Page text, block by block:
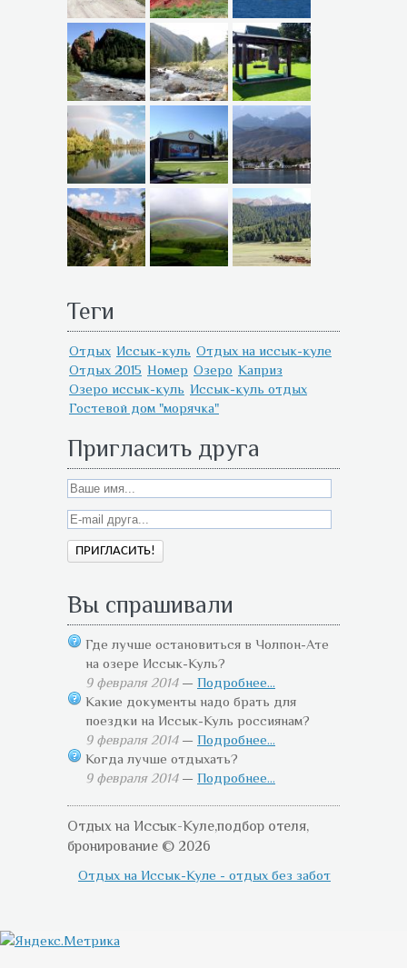
Теги
Отдых Иссык-куль Отдых на иссык-куле
Отдых 2015 Номер Озеро Каприз
Озеро иссык-куль Иссык-куль отдых
Гостевой дом "морячка"
Пригласить друга
Вы спрашивали
Где лучше остановиться в Чолпон-Ате
на озере Иссык-Куль?
9 февраля 2014— Подробнее...
Какие документы надо брать для
поездки на Иссык-Куль россиянам?
9 февраля 2014— Подробнее...
Когда лучше отдыхать?
9 февраля 2014— Подробнее...
Отдых на Иссык-Куле,подбор отеля,
бронирование © 2026
Отдых на Иссык-Куле - отдых без забот